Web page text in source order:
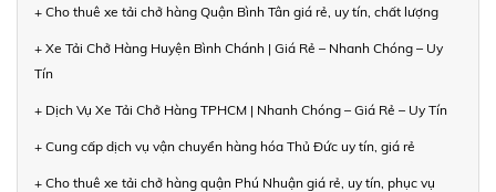
+ Cho thuê xe tải chở hàng Quận Bình Tân giá rẻ, uy tín, chất lượng
+ Xe Tải Chở Hàng Huyện Bình Chánh | Giá Rẻ – Nhanh Chóng – Uy
Tín
+ Dịch Vụ Xe Tải Chở Hàng TPHCM | Nhanh Chóng – Giá Rẻ – Uy Tín
+ Cung cấp dịch vụ vận chuyển hàng hóa Thủ Đức uy tín, giá rẻ
+ Cho thuê xe tải chở hàng quận Phú Nhuận giá rẻ, uy tín, phục vụ